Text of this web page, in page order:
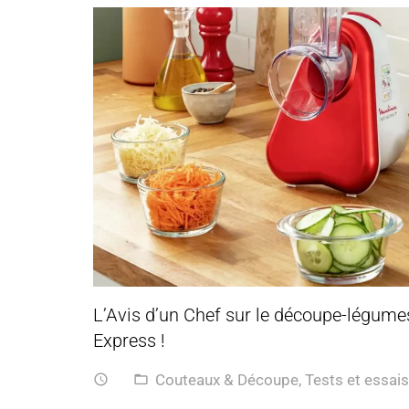
L’Avis d’un Chef sur le découpe-
Express !
access_time folder_open Couteaux & Découpe, Tests et essais